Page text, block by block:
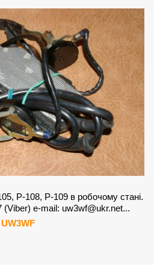
Р-108, Р-109 в робочому стані.
(Viber) e-mail: uw3wf@ukr.net...
UW3WF